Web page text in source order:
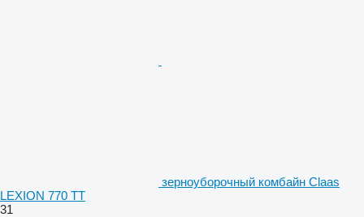
зерноуборочный комбайн Claas
LEXION 770 TT
31